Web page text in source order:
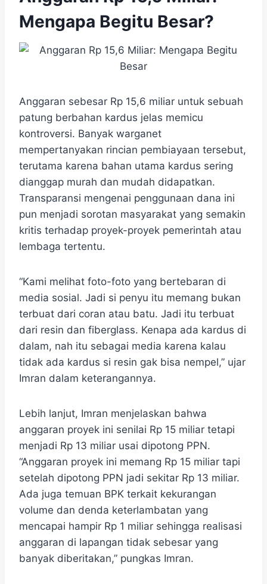
Mengapa Begitu Besar?
Anggaran sebesar Rp 15,6 miliar untuk sebuah
patung berbahan kardus jelas memicu
kontroversi. Banyak warganet
mempertanyakan rincian pembiayaan tersebut,
terutama karena bahan utama kardus sering
dianggap murah dan mudah didapatkan.
Transparansi mengenai penggunaan dana ini
pun menjadi sorotan masyarakat yang semakin
kritis terhadap proyek-proyek pemerintah atau
lembaga tertentu.
“Kami melihat foto-foto yang bertebaran di
media sosial. Jadi si penyu itu memang bukan
terbuat dari coran atau batu. Jadi itu terbuat
dari resin dan fiberglass. Kenapa ada kardus di
dalam, nah itu sebagai media karena kalau
tidak ada kardus si resin gak bisa nempel,” ujar
Imran dalam keterangannya.
Lebih lanjut, Imran menjelaskan bahwa
anggaran proyek ini senilai Rp 15 miliar tetapi
menjadi Rp 13 miliar usai dipotong PPN.
“Anggaran proyek ini memang Rp 15 miliar tapi
setelah dipotong PPN jadi sekitar Rp 13 miliar.
Ada juga temuan BPK terkait kekurangan
volume dan denda keterlambatan yang
mencapai hampir Rp 1 miliar sehingga realisasi
anggaran di lapangan tidak sebesar yang
banyak diberitakan,” pungkas Imran.